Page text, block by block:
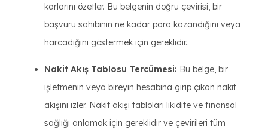
karlarını özetler. Bu belgenin doğru çevirisi, bir
başvuru sahibinin ne kadar para kazandığını veya
harcadığını göstermek için gereklidir..
Nakit Akış Tablosu Tercümesi: Bu belge, bir
işletmenin veya bireyin hesabına girip çıkan nakit
akışını izler. Nakit akışı tabloları likidite ve finansal
sağlığı anlamak için gereklidir ve çevirileri tüm